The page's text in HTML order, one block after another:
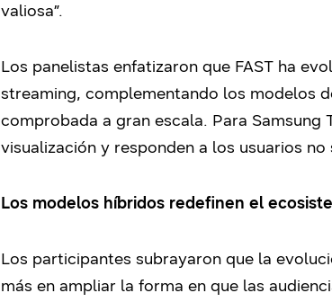
valiosa”.
Los panelistas enfatizaron que FAST ha
streaming, complementando los modelos
comprobada a gran escala. Para Samsung
visualización y responden a los usuarios
Los modelos híbridos redefinen el
Los participantes subrayaron que la
más en ampliar la forma en que las